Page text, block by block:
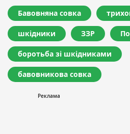
Бавовняна совка
шкідники ЗЗР
боротьба зі шкідниками
бавовникова совка